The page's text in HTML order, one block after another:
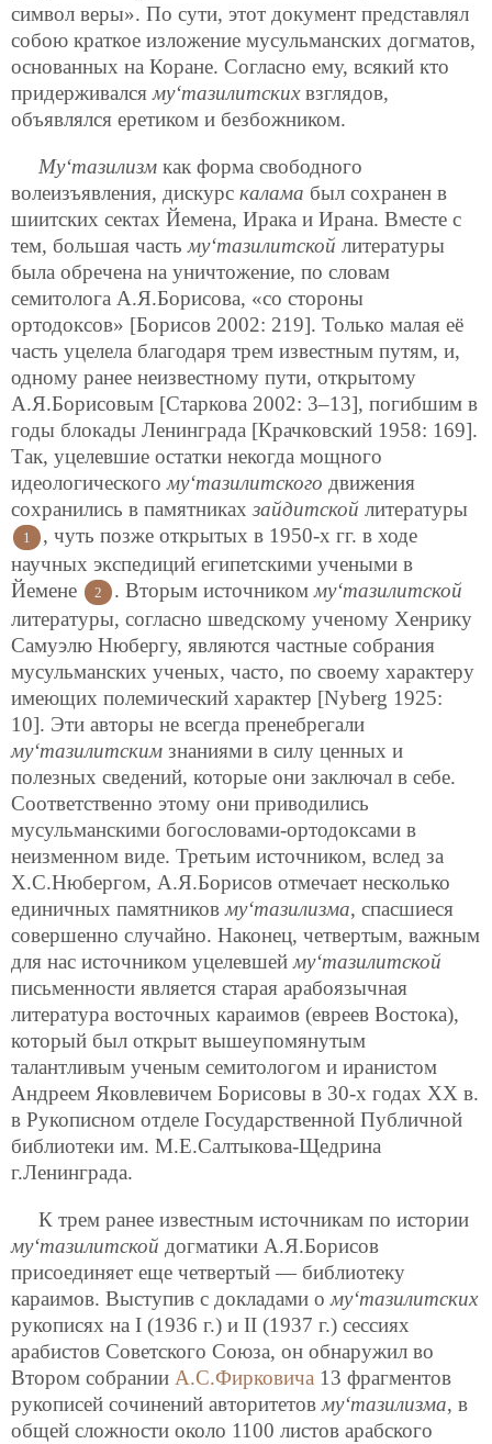
символ веры». По сути, этот документ представлял
собою краткое изложение мусульманских догматов,
основанных на Коране. Согласно ему, всякий кто
придерживалсяму‘тазилитскихвзглядов,
объявлялся еретиком и безбожником.
Му‘тазилизм как форма свободного
волеизъявления, дискурс калама был сохранен в
шиитских сектах Йемена, Ирака и Ирана. Вместе с
тем, большая частьму‘тазилитской литературы
была обречена на уничтожение, по словам
семитолога А.Я.Борисова, «со стороны
ортодоксов» [Борисов 2002: 219]. Только малая её
часть уцелела благодаря трем известным путям, и,
одному ранее неизвестному пути, открытому
А.Я.Борисовым [Старкова 2002: 3–13], погибшим в
годы блокады Ленинграда [Крачковский 1958: 169].
Так, уцелевшие остатки некогда мощного
идеологическогому‘тазилитского движения
сохранились в памятниках зайдитской литературы
1 , чуть позже открытых в 1950-х гг. в ходе
научных экспедиций египетскими учеными в
Йемене
2 . Вторым источникомму‘тазилитской
литературы, согласно шведскому ученому Хенрику
Самуэлю Нюбергу, являются частные собрания
мусульманских ученых, часто, по своему характеру
имеющих полемический характер [Nyberg 1925:
10]. Эти авторы не всегда пренебрегали
му‘тазилитским знаниями в силу ценных и
полезных сведений, которые они заключал в себе.
Соответственно этому они приводились
мусульманскими богословами-ортодоксами в
неизменном виде. Третьим источником, вслед за
Х.С.Нюбергом, А.Я.Борисов отмечает несколько
единичных памятниковму‘тазилизма, спасшиеся
совершенно случайно. Наконец, четвертым, важным
для нас источником уцелевшейму‘тазилитской
письменности является старая арабоязычная
литература восточных караимов (евреев Востока),
который был открыт вышеупомянутым
талантливым ученым семитологом и иранистом
Андреем Яковлевичем Борисовы в 30-х годах XX в.
в Рукописном отделе Государственной Публичной
библиотеки им. М.Е.Салтыкова-Щедрина
г.Ленинграда.
К трем ранее известным источникам по истории
му‘тазилитской догматики А.Я.Борисов
присоединяет еще четвертый — библиотеку
караимов. Выступив с докладами ому‘тазилитских
рукописях на I (1936 г.) и II (1937 г.) сессиях
арабистов Советского Союза, он обнаружил во
Втором собрании А.С.Фирковича 13 фрагментов
рукописей сочинений авторитетовму‘тазилизма, в
общей сложности около 1100 листов арабского